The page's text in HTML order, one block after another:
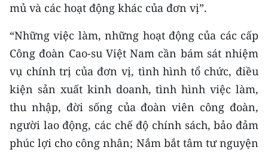
Duyên hải Nam Trung Bộ và Tây
Nguyên
Đông Nam Bộ
Đồng bằng sông Cửu Long
Chuyên trang Hà Nội
Chuyên trang TP. Hồ Chí Minh
mủ và các hoạt động khác của đơn vị”.
“Những việc làm, những hoạt động của các cấp
Công đoàn Cao-su Việt Nam cần bám sát nhiệm
vụ chính trị của đơn vị, tình hình tổ chức, điều
kiện sản xuất kinh doanh, tình hình việc làm,
thu nhập, đời sống của đoàn viên công đoàn,
người lao động, các chế độ chính sách, bảo đảm
phúc lợi cho công nhân; Nắm bắt tâm tư nguyện